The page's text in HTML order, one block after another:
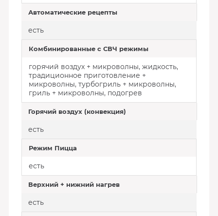
Автоматические рецепты
есть
Комбинированные с СВЧ режимы
горячий воздух + микроволны, жидкость,
традиционное приготовление +
микроволны, турбогриль + микроволны,
гриль + микроволны, подогрев
Горячий воздух (конвекция)
есть
Режим Пицца
есть
Верхний + нижний нагрев
есть